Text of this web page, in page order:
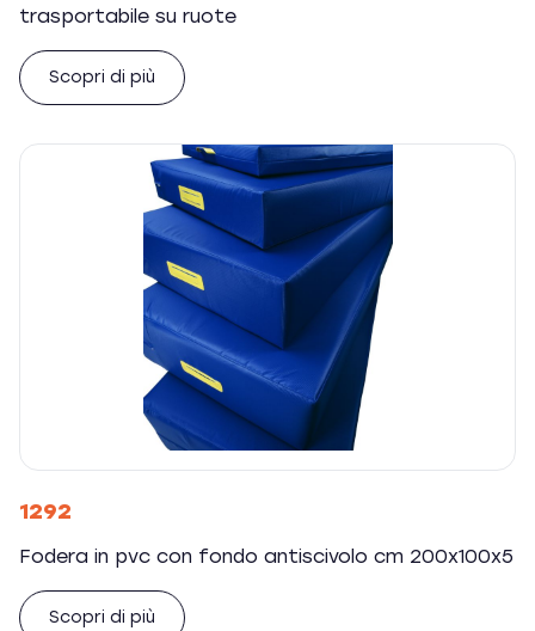
trasportabile su ruote
Scopri di più
1292
Fodera in pvc con fondo antiscivolo cm 200x100x5
Scopri di più